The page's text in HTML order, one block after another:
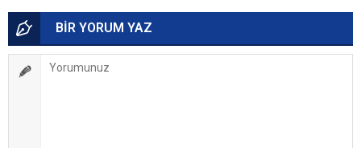
BİR YORUM YAZ